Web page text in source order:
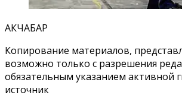
АКЧАБАР
Копирование материалов,
возможно только с разрешения
обязательным указанием активной
источник